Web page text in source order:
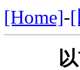
[Home]-